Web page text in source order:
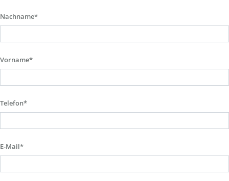
Nachname*
Vorname*
Telefon*
E-Mail*